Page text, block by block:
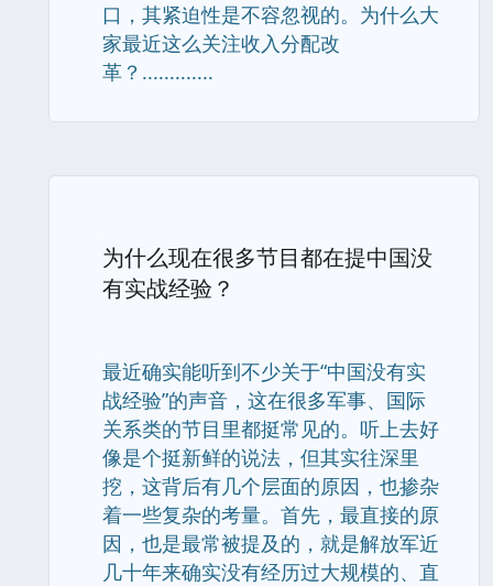
口，其紧迫性是不容忽视的。为什么大
家最近这么关注收入分配改
革？.............
为什么现在很多节目都在提中国没
有实战经验？
最近确实能听到不少关于“中国没有实
战经验”的声音，这在很多军事、国际
关系类的节目里都挺常见的。听上去好
像是个挺新鲜的说法，但其实往深里
挖，这背后有几个层面的原因，也掺杂
着一些复杂的考量。首先，最直接的原
因，也是最常被提及的，就是解放军近
几十年来确实没有经历过大规模的、直